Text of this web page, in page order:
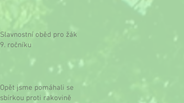
Slavnostní oběd pro žáky
9. ročníku
Opět jsme pomáhali se
sbírkou proti rakovině